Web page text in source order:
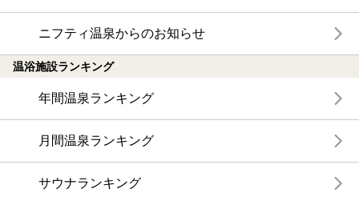
ニフティ温泉からのお知らせ
温浴施設ランキング
年間温泉ランキング
月間温泉ランキング
サウナランキング